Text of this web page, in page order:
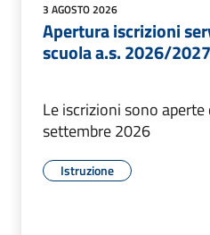
3 AGOSTO 2026
Apertura iscrizioni
scuola a.s. 2026/
Le iscrizioni sono
settembre 2026
Istruzione